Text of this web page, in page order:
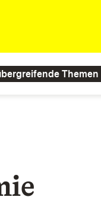
Themen